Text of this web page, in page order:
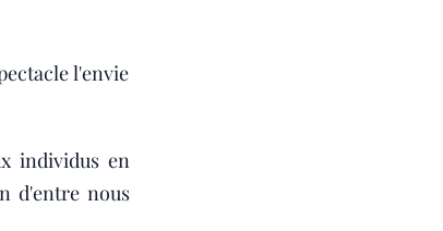
l'envie
individus en
d'entre nous